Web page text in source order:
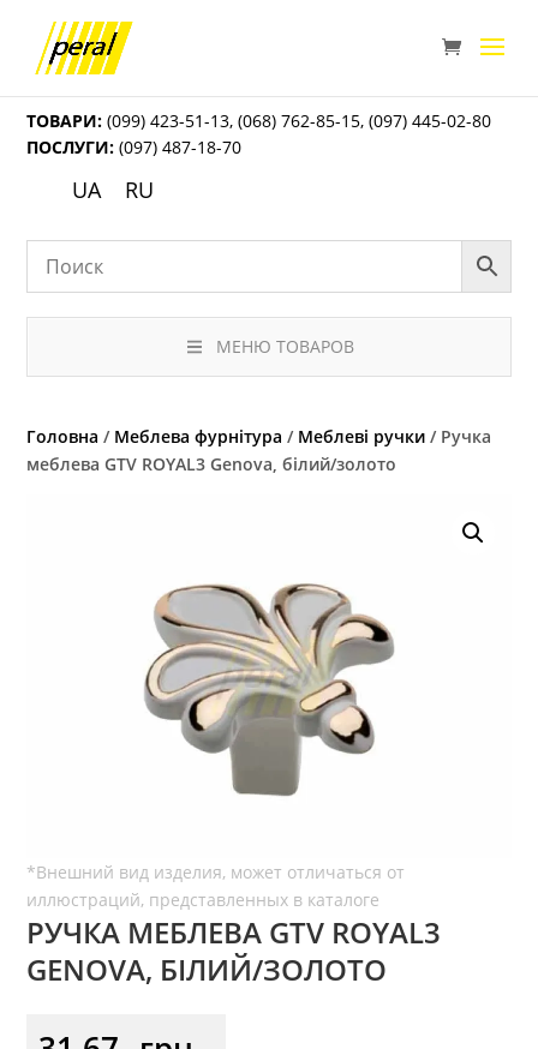
ТОВАРИ: (099) 423-51-13,(068) 762-85-15,(097) 445-02-80
ПОСЛУГИ: (097) 487-18-70
UA RU
МЕНЮ ТОВАРОВ
Головна / Меблева фурнітура / Меблеві ручки / Ручка
меблева GTV ROYAL3 Genova, білий/золото
РУЧКА МЕБЛЕВА GTV ROYAL3
GENOVA, БІЛИЙ/ЗОЛОТО